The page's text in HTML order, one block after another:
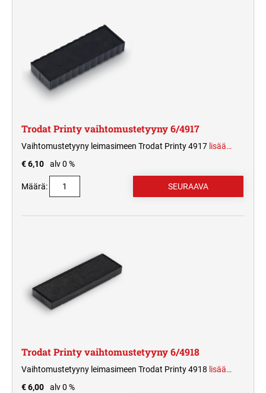
Trodat Printy vaihtomustetyyny 6/4917
Vaihtomustetyyny leimasimeen Trodat Printy 4917 lisää…
€ 6,10
alv 0 %
Määrä:
Trodat Printy vaihtomustetyyny 6/4918
Vaihtomustetyyny leimasimeen Trodat Printy 4918 lisää…
€ 6,00
alv 0 %